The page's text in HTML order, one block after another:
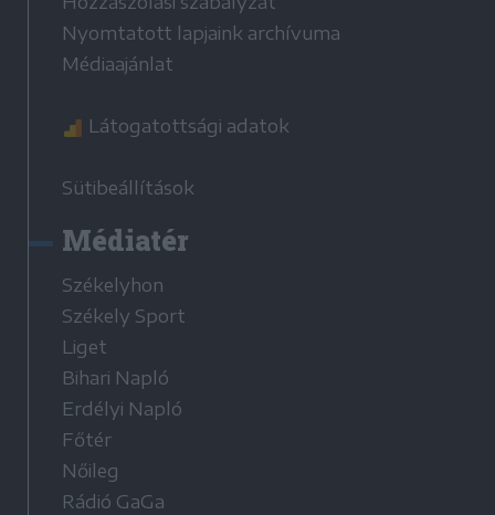
Nyomtatott lapjaink archívuma
Médiaajánlat
Látogatottsági adatok
Sütibeállítások
Médiatér
Székelyhon
Székely Sport
Liget
Bihari Napló
Erdélyi Napló
Főtér
Nőileg
Rádió GaGa